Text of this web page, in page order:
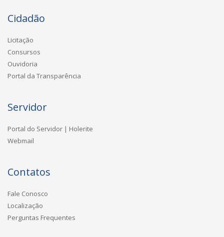
Cidadão
Licitação
Consursos
Ouvidoria
Portal da Transparência
Servidor
Portal do Servidor | Holerite
Webmail
Contatos
Fale Conosco
Localização
Perguntas Frequentes